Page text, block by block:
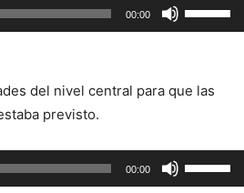
00:00
las
flecha
para
aumentar
del nivel central para que las
previsto.
00:00
las